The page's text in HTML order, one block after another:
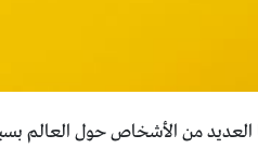
العديد من الأشخاص حول العالم